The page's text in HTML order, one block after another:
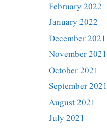
February 2022
January 2022
December 2021
November 2021
October 2021
September 2021
August 2021
July 2021